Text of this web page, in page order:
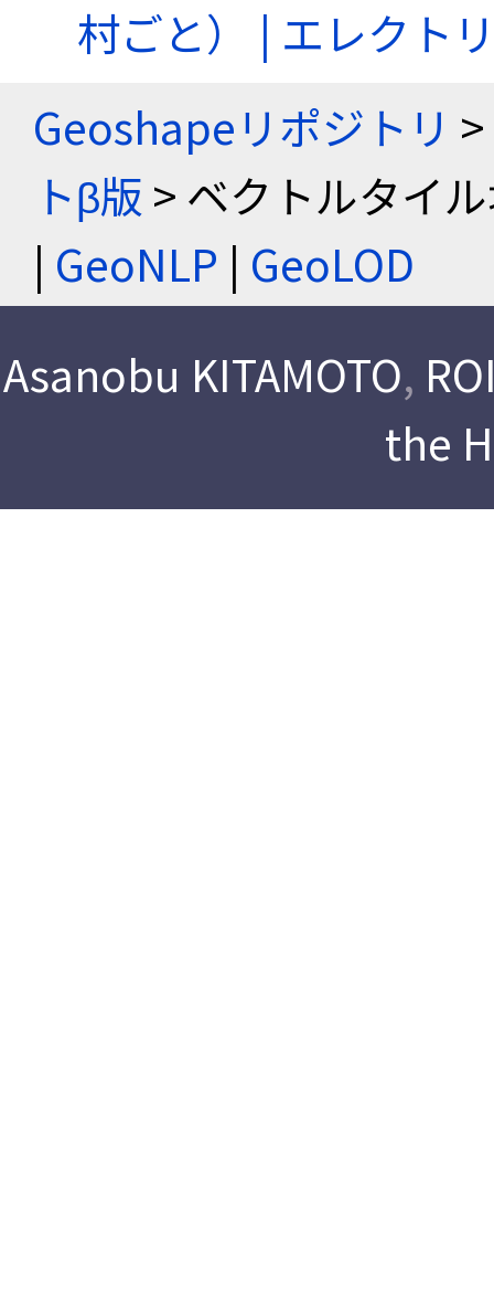
村ごと） | エレクト
Geoshapeリポジトリ >
トβ版 > ベクトルタイ
| GeoNLP | GeoLOD
Asanobu KITAMOTO,
the